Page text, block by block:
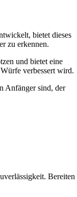
bietet dieses
zu erkennen.
und bietet eine
verbessert wird.
Anfänger sind, der
Bereiten